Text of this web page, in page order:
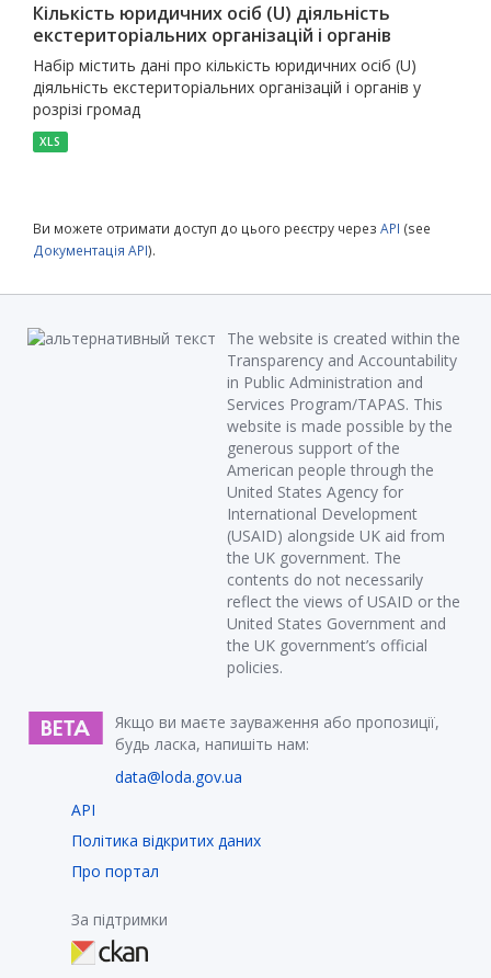
Кількість юридичних осіб (U) діяльність
екстериторіальних організацій і органів
Набір містить дані про кількість юридичних осіб (U)
діяльність екстериторіальних організацій і органів у
розрізі громад
XLS
Ви можете отримати доступ до цього реєстру через API (see
Документація API).
The website is created within the
Transparency and Accountability
in Public Administration and
Services Program/TAPAS. This
website is made possible by the
generous support of the
American people through the
United States Agency for
International Development
(USAID) alongside UK aid from
the UK government. The
contents do not necessarily
reflect the views of USAID or the
United States Government and
the UK government’s official
policies.
Якщо ви маєте зауваження або пропозиції,
будь ласка, напишіть нам:
data@loda.gov.ua
API
Політика відкритих даних
Про портал
За підтримки